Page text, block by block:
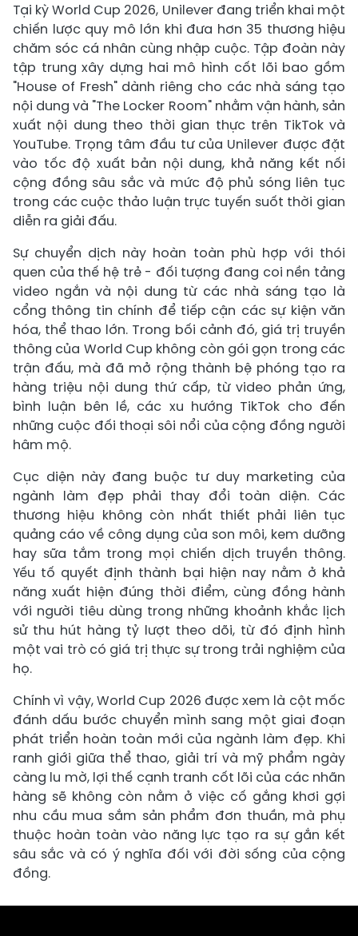
Tại kỳ World Cup 2026, Unilever đang triển khai một
chiến lược quy mô lớn khi đưa hơn 35 thương hiệu
chăm sóc cá nhân cùng nhập cuộc. Tập đoàn này
tập trung xây dựng hai mô hình cốt lõi bao gồm
"House of Fresh" dành riêng cho các nhà sáng tạo
nội dung và "The Locker Room" nhằm vận hành, sản
xuất nội dung theo thời gian thực trên TikTok và
YouTube. Trọng tâm đầu tư của Unilever được đặt
vào tốc độ xuất bản nội dung, khả năng kết nối
cộng đồng sâu sắc và mức độ phủ sóng liên tục
trong các cuộc thảo luận trực tuyến suốt thời gian
diễn ra giải đấu.
Sự chuyển dịch này hoàn toàn phù hợp với thói
quen của thế hệ trẻ - đối tượng đang coi nền tảng
video ngắn và nội dung từ các nhà sáng tạo là
cổng thông tin chính để tiếp cận các sự kiện văn
hóa, thể thao lớn. Trong bối cảnh đó, giá trị truyền
thông của World Cup không còn gói gọn trong các
trận đấu, mà đã mở rộng thành bệ phóng tạo ra
hàng triệu nội dung thứ cấp, từ video phản ứng,
bình luận bên lề, các xu hướng TikTok cho đến
những cuộc đối thoại sôi nổi của cộng đồng người
hâm mộ.
Cục diện này đang buộc tư duy marketing của
ngành làm đẹp phải thay đổi toàn diện. Các
thương hiệu không còn nhất thiết phải liên tục
quảng cáo về công dụng của son môi, kem dưỡng
hay sữa tắm trong mọi chiến dịch truyền thông.
Yếu tố quyết định thành bại hiện nay nằm ở khả
năng xuất hiện đúng thời điểm, cùng đồng hành
với người tiêu dùng trong những khoảnh khắc lịch
sử thu hút hàng tỷ lượt theo dõi, từ đó định hình
một vai trò có giá trị thực sự trong trải nghiệm của
họ.
Chính vì vậy, World Cup 2026 được xem là cột mốc
đánh dấu bước chuyển mình sang một giai đoạn
phát triển hoàn toàn mới của ngành làm đẹp. Khi
ranh giới giữa thể thao, giải trí và mỹ phẩm ngày
càng lu mờ, lợi thế cạnh tranh cốt lõi của các nhãn
hàng sẽ không còn nằm ở việc cố gắng khơi gợi
nhu cầu mua sắm sản phẩm đơn thuần, mà phụ
thuộc hoàn toàn vào năng lực tạo ra sự gắn kết
sâu sắc và có ý nghĩa đối với đời sống của cộng
đồng.